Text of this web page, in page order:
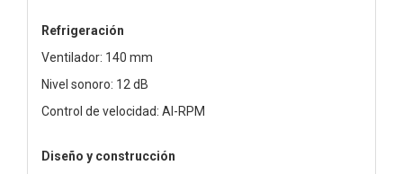
Refrigeración
Ventilador: 140 mm
Nivel sonoro: 12 dB
Control de velocidad: AI-RPM
Diseño y construcción